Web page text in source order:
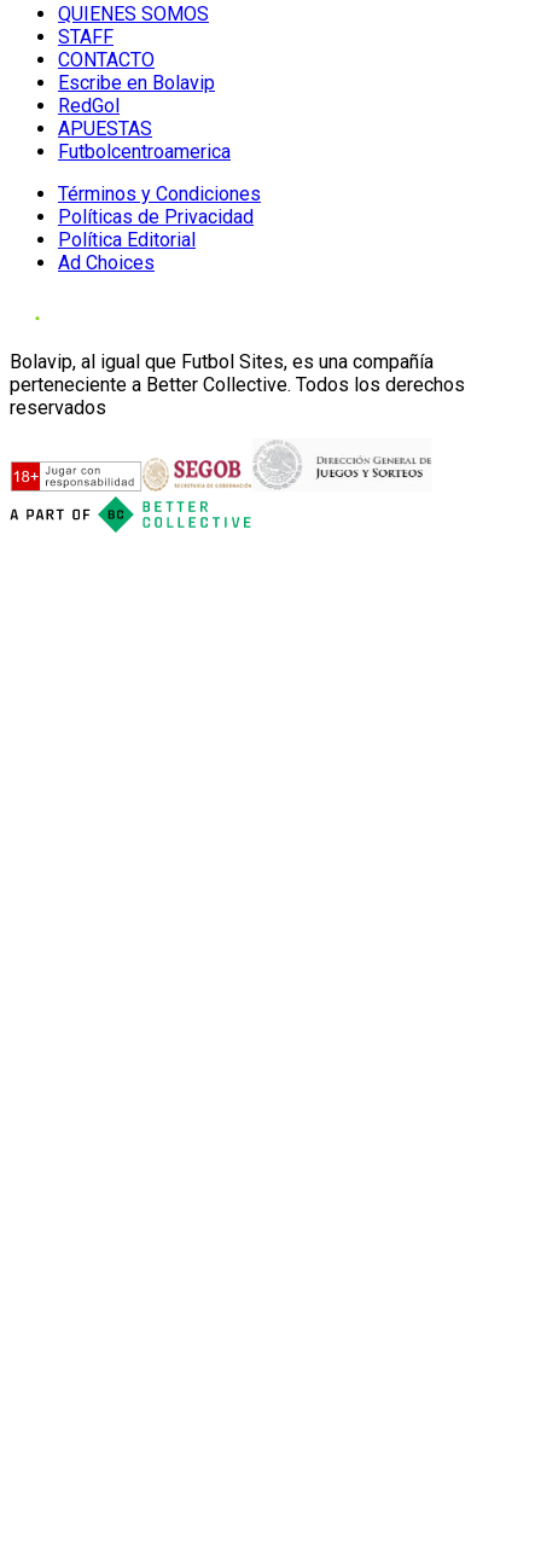
QUIENES SOMOS
STAFF
CONTACTO
Escribe en Bolavip
RedGol
APUESTAS
Futbolcentroamerica
Términos y Condiciones
Políticas de Privacidad
Política Editorial
Ad Choices
Bolavip, al igual que Futbol Sites, es una compañía
perteneciente a Better Collective. Todos los derechos
reservados